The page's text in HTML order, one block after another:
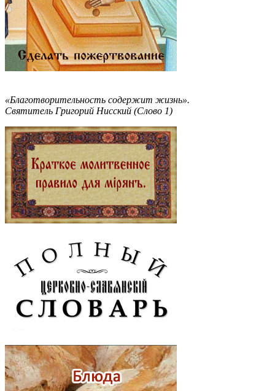
«Благотворительность содержит жизнь».
Святитель Григорий Нисский (Слово 1)